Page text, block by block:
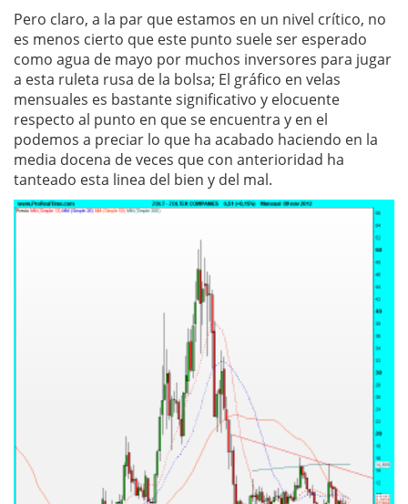
Pero claro, a la par que estamos en un nivel crítico, no
es menos cierto que este punto suele ser esperado
como agua de mayo por muchos inversores para jugar
a esta ruleta rusa de la bolsa; El gráfico en velas
mensuales es bastante significativo y elocuente
respecto al punto en que se encuentra y en el
podemos a preciar lo que ha acabado haciendo en la
media docena de veces que con anterioridad ha
tanteado esta linea del bien y del mal.